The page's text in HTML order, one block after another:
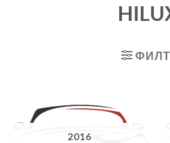
2016